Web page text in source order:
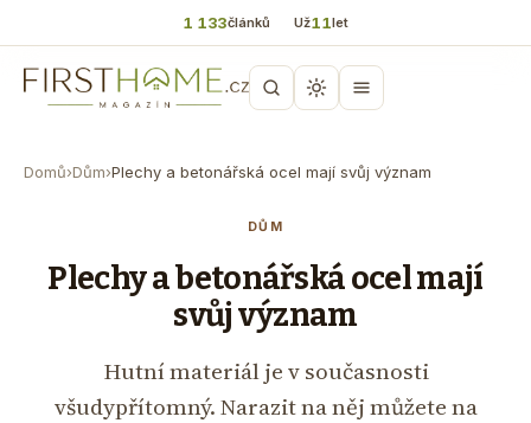
1 133článků Už11let
Domů›Dům›Plechy a betonářská ocel mají svůj význam
DŮM
Plechy a betonářská ocel mají
svůj význam
Hutní materiál je v současnosti
všudypřítomný. Narazit na něj můžete na